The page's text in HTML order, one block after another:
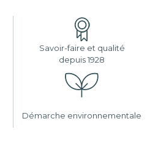
Savoir-faire et qualité
depuis 1928
Démarche environnementale